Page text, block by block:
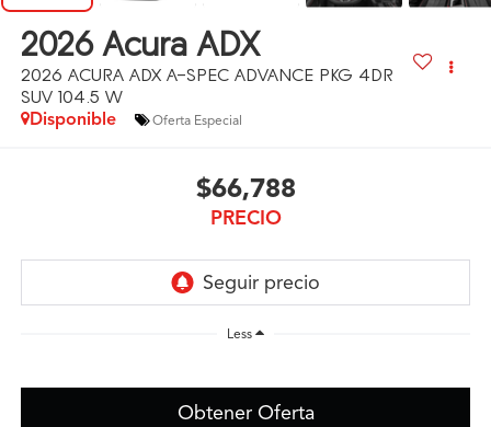
2026 Acura ADX
2026 ACURA ADX A-SPEC ADVANCE PKG 4DR
SUV 104.5 W
Disponible Oferta Especial
$66,788
PRECIO
Less
Obtener Oferta